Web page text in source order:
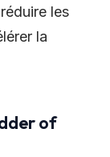
les
la
of